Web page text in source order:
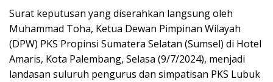
Surat keputusan yang diserahkan langsung oleh
Muhammad Toha, Ketua Dewan Pimpinan Wilayah
(DPW) PKS Propinsi Sumatera Selatan (Sumsel) di Hotel
Amaris, Kota Palembang, Selasa (9/7/2024), menjadi
landasan suluruh pengurus dan simpatisan PKS Lubuk